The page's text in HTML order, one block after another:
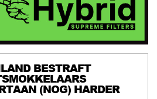
BESTRAFT
(NOG) HARDER